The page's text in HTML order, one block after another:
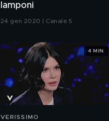
lamponi
24 gen 2020 | Canale 5
VERISSIMO
4 MIN